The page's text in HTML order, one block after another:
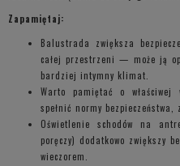
Zapamiętaj:
Balustrada zwiększa
całej przestrzeni — może ją
bardziej intymny klimat.
Warto pamiętać o właściwej
spełnić normy bezpieczeństwa,
Oświetlenie schodów na
poręczy) dodatkowo zwiększy
wieczorem.